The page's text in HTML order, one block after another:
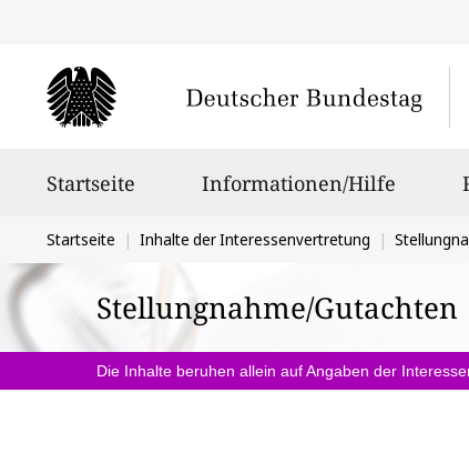
Startseite Informationen/Hilfe
Sie
befinden
sich
hier:
Startseite Inhalte der Interessenvertretung
Stellungnahme/Gutachten
Die Inhalte beruhen allein auf Angaben der